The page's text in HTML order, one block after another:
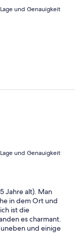
und Genauigkeit
und Genauigkeit
Jahre alt). Man
in dem Ort und
ist die
es charmant.
und einige
mit den